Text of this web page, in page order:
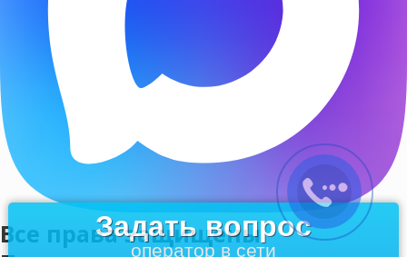
Все права защищены
Задать вопрос
оператор в сети